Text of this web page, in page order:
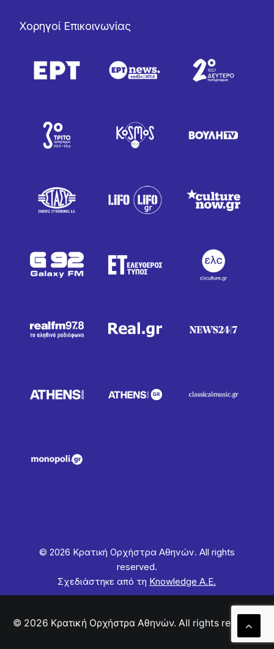
Χορηγοί Επικοινωνίας
© 2026 Κρατική Ορχήστρα Αθηνών. All rights
reserved.
Σχεδιάστηκε από τη Knowledge Α.Ε.
© 2026 Κρατική Ορχήστρα Αθηνών. All rights reserved